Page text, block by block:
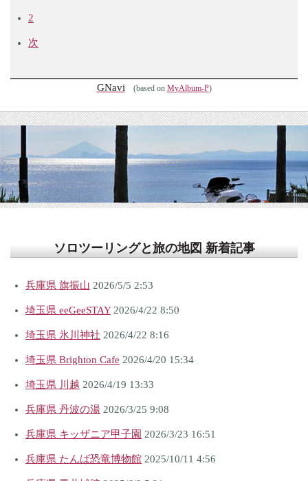
2
次
GNavi (based on MyAlbum-P)
ソロツーリングと旅の地図 新着記事
兵庫県 旗振山 2026/5/5 2:53
埼玉県 eeGeeSTAY2026/4/22 8:50
埼玉県 氷川神社 2026/4/22 8:16
埼玉県 Brighton Cafe 2026/4/20 15:34
埼玉県 川越 2026/4/19 13:33
兵庫県 丹波の湯 2026/3/25 9:08
兵庫県 キッザニア甲子園 2026/3/23 16:51
兵庫県 たんば恐竜博物館 2025/10/11 4:56